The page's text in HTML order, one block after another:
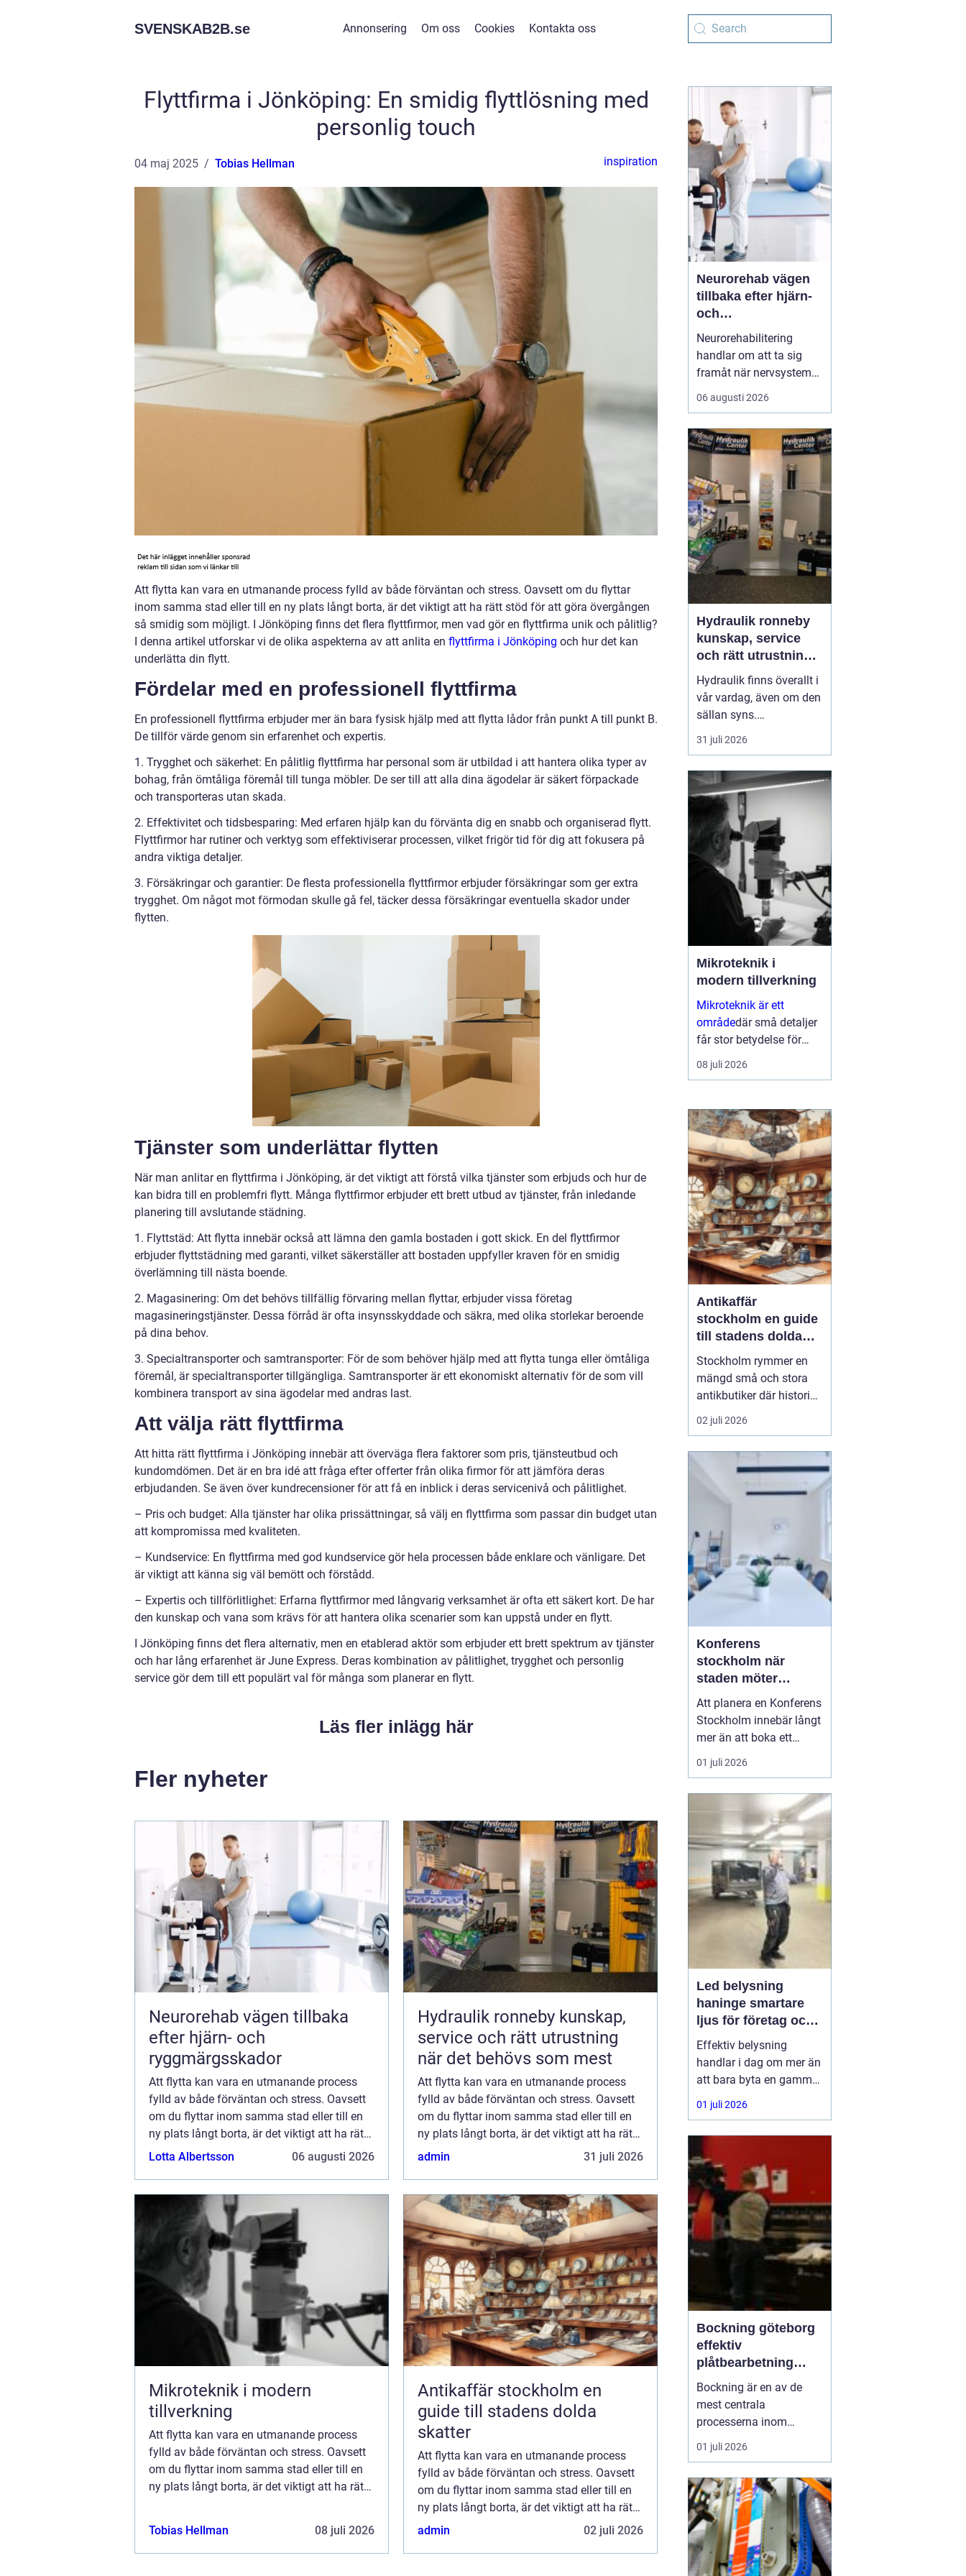
SVENSKAB2B.se Annonsering Om oss Cookies Kontakta oss
Flyttfirma i Jönköping: En smidig flyttlösning med
personlig touch
04 maj 2025 Tobias Hellman inspiration
Att flytta kan vara en utmanande process fylld av både förväntan och stress. Oavsett om du flyttar
inom samma stad eller till en ny plats långt borta, är det viktigt att ha rätt stöd för att göra övergången
så smidig som möjligt. I Jönköping finns det flera flyttfirmor, men vad gör en flyttfirma unik och pålitlig?
I denna artikel utforskar vi de olika aspekterna av att anlita en flyttfirma i Jönköping och hur det kan
underlätta din flytt.
Fördelar med en professionell flyttfirma
En professionell flyttfirma erbjuder mer än bara fysisk hjälp med att flytta lådor från punkt A till punkt B.
De tillför värde genom sin erfarenhet och expertis.
1. Trygghet och säkerhet: En pålitlig flyttfirma har personal som är utbildad i att hantera olika typer av
bohag, från ömtåliga föremål till tunga möbler. De ser till att alla dina ägodelar är säkert förpackade
och transporteras utan skada.
2. Effektivitet och tidsbesparing: Med erfaren hjälp kan du förvänta dig en snabb och organiserad flytt.
Flyttfirmor har rutiner och verktyg som effektiviserar processen, vilket frigör tid för dig att fokusera på
andra viktiga detaljer.
3. Försäkringar och garantier: De flesta professionella flyttfirmor erbjuder försäkringar som ger extra
trygghet. Om något mot förmodan skulle gå fel, täcker dessa försäkringar eventuella skador under
flytten.
Tjänster som underlättar flytten
När man anlitar en flyttfirma i Jönköping, är det viktigt att förstå vilka tjänster som erbjuds och hur de
kan bidra till en problemfri flytt. Många flyttfirmor erbjuder ett brett utbud av tjänster, från inledande
planering till avslutande städning.
1. Flyttstäd: Att flytta innebär också att lämna den gamla bostaden i gott skick. En del flyttfirmor
erbjuder flyttstädning med garanti, vilket säkerställer att bostaden uppfyller kraven för en smidig
överlämning till nästa boende.
2. Magasinering: Om det behövs tillfällig förvaring mellan flyttar, erbjuder vissa företag
magasineringstjänster. Dessa förråd är ofta insynsskyddade och säkra, med olika storlekar beroende
på dina behov.
3. Specialtransporter och samtransporter: För de som behöver hjälp med att flytta tunga eller ömtåliga
föremål, är specialtransporter tillgängliga. Samtransporter är ett ekonomiskt alternativ för de som vill
kombinera transport av sina ägodelar med andras last.
Att välja rätt flyttfirma
Att hitta rätt flyttfirma i Jönköping innebär att överväga flera faktorer som pris, tjänsteutbud och
kundomdömen. Det är en bra idé att fråga efter offerter från olika firmor för att jämföra deras
erbjudanden. Se även över kundrecensioner för att få en inblick i deras servicenivå och pålitlighet.
– Pris och budget: Alla tjänster har olika prissättningar, så välj en flyttfirma som passar din budget utan
att kompromissa med kvaliteten.
– Kundservice: En flyttfirma med god kundservice gör hela processen både enklare och vänligare. Det
är viktigt att känna sig väl bemött och förstådd.
– Expertis och tillförlitlighet: Erfarna flyttfirmor med långvarig verksamhet är ofta ett säkert kort. De har
den kunskap och vana som krävs för att hantera olika scenarier som kan uppstå under en flytt.
I Jönköping finns det flera alternativ, men en etablerad aktör som erbjuder ett brett spektrum av tjänster
och har lång erfarenhet är June Express. Deras kombination av pålitlighet, trygghet och personlig
service gör dem till ett populärt val för många som planerar en flytt.
Läs fler inlägg här
Fler nyheter
Neurorehab vägen tillbaka
efter hjärn- och
ryggmärgsskador
Att flytta kan vara en utmanande process
fylld av både förväntan och stress. Oavsett
om du flyttar inom samma stad eller till en
ny plats långt borta, är det viktigt att ha rätt
stöd för att göra öv...
Lotta Albertsson 06 augusti 2026
Hydraulik ronneby kunskap,
service och rätt utrustning
när det behövs som mest
Att flytta kan vara en utmanande process
fylld av både förväntan och stress. Oavsett
om du flyttar inom samma stad eller till en
ny plats långt borta, är det viktigt att ha rätt
stöd för att göra öv...
admin 31 juli 2026
Mikroteknik i modern
tillverkning
Att flytta kan vara en utmanande process
fylld av både förväntan och stress. Oavsett
om du flyttar inom samma stad eller till en
ny plats långt borta, är det viktigt att ha rätt
Tobias Hellman
08 juli 2026
Antikaffär stockholm en
guide till stadens dolda
skatter
Att flytta kan vara en utmanande process
fylld av både förväntan och stress. Oavsett
om du flyttar inom samma stad eller till en
ny plats långt borta, är det viktigt att ha rätt
stöd för att göra öv...
admin 02 juli 2026
Neurorehab vägen
tillbaka efter hjärn-
och
ryggmärgsskador
Neurorehabilitering
handlar om att ta sig
framåt när nervsystemet
har skadats eller
påverkats av sjukdom.
funktion, stärka det som
fortfarande fungerar och
skapa nya strategier för
vardagen. Med rätt stöd,
tillräcklig träning och ...
06 augusti 2026
Hydraulik ronneby
kunskap, service
och rätt utrustning
när det behövs som
mest
Hydraulik finns överallt i
vår vardag, även om den
sällan syns.
Skogsmaskiner,
lantbruksmaskiner,
industrilinjer och sågverk
är alla beroende av
välfungerande
hydrauliska system. När
en slang brister eller en
cylinder läcker stanna...
31 juli 2026
Mikroteknik i
modern tillverkning
Mikroteknik är ett
områdedär små detaljer
får stor betydelse för
helheten. När
komponenter blir mindre,
08 juli 2026
Antikaffär
stockholm en guide
till stadens dolda
skatter
Stockholm rymmer en
mängd små och stora
antikbutiker där historia,
hantverk och personlig
stil möts. För många
Antikaffär Stockholm
lika mycket om känslan
som om själva köpet.
02 juli 2026
Konferens
stockholm när
staden möter
skärgård och
landsbygd
Att planera en Konferens
Stockholm innebär långt
mer än att boka ett
mötesrum och ordna
fika. Företag söker idag
fokus, ger energi och
stärker relationer i
gruppen. Många märker
också att de mest
givande samtalen
uppstår en bit bor...
01 juli 2026
Led belysning
haninge smartare
ljus för företag och
fastigheter
Effektiv belysning
handlar i dag om mer än
att bara byta en gammal
armatur mot en ny.
Företag,
Haninge söker lösningar
som sänker
energikostnader, ger
bättre arbetsmiljö och
kräver minimalt
underhåll.
01 juli 2026
Bockning göteborg
effektiv
plåtbearbetning
med precision
Bockning är en av de
mest centrala
processerna inom
modern plåtbearbetning.
I en industriregion som
marin, fordons- och
byggsektor är starka,
spelar väl utförd
bockning en avgörande
roll för allt från räcken
01 juli 2026